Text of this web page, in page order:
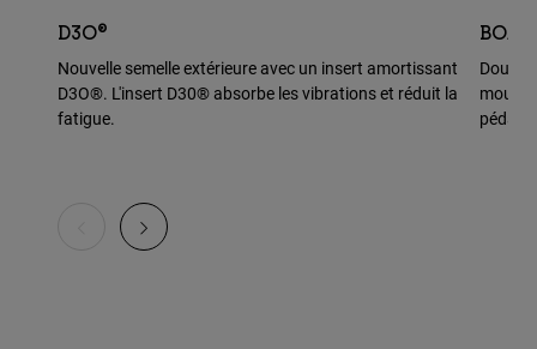
D3O®
Nouvelle semelle extérieure avec un insert amortissant
D3O®. L'insert D30® absorbe les vibrations et réduit la
fatigue.
BOA®
pédales